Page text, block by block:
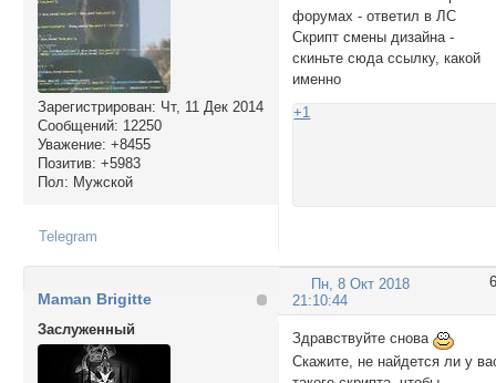
Зарегистрирован: Чт, 11 Дек 2014
Сообщений: 12250
Уважение: +8455
Позитив: +5983
Пол: Мужской
форумах - ответил в ЛС
Скрипт смены дизайна -
скиньте сюда ссылку, какой
именно
+1
Telegram
6
Пн, 8 Окт 2018
21:10:44
Maman Brigitte
Заслуженный
Здравствуйте снова
Скажите, не найдется ли у